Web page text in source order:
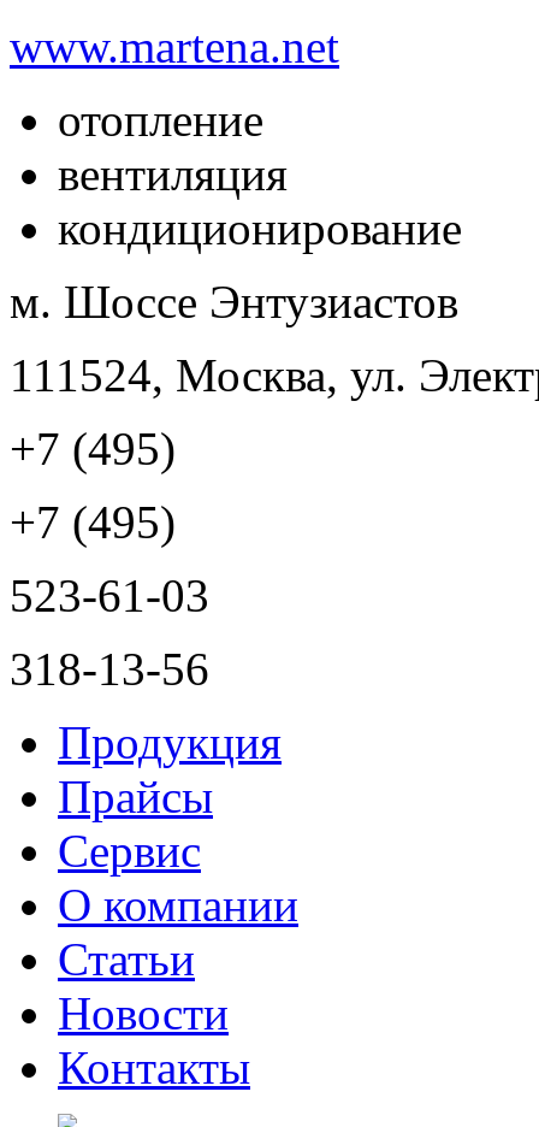
www.martena.net
отопление
вентиляция
кондиционирование
м. Шоссе Энтузиастов
111524, Москва, ул.
+7 (495)
+7 (495)
523-61-03
318-13-56
Продукция
Прайсы
Сервис
О компании
Статьи
Новости
Контакты